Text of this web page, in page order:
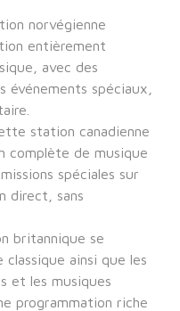
norvégienne
entièrement
avec des
spéciaux,
station canadienne
complète de musique
spéciales sur
direct, sans
britannique se
ainsi que les
et les musiques
programmation riche